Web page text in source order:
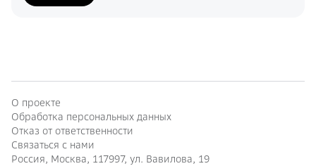
О проекте
Обработка персональных данных
Отказ от ответственности
Связаться с нами
Россия, Москва, 117997, ул. Вавилова, 19